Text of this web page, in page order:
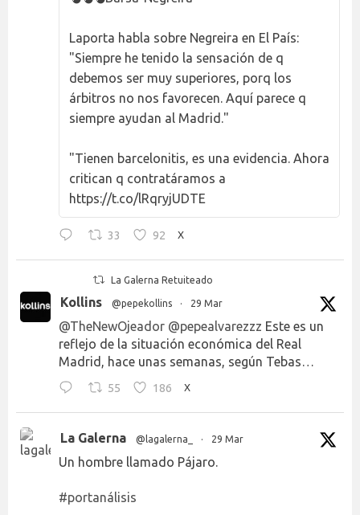
Laporta habla sobre Negreira en El País:
"Siempre he tenido la sensación de q
debemos ser muy superiores, porq los
árbitros no nos favorecen. Aquí parece q
siempre ayudan al Madrid."
"Tienen barcelonitis, es una evidencia. Ahora
critican q contratáramos a
https://t.co/lRqryjUDTE
33 92 X
La Galerna Retuiteado
Kollins @pepekollins · 29 Mar
@TheNewOjeador @pepealvarezzz Este es un
reflejo de la situación económica del Real
Madrid, hace unas semanas, según Tebas…
55 186 X
La Galerna @lagalerna_ · 29 Mar
Un hombre llamado Pájaro.
#portanálisis